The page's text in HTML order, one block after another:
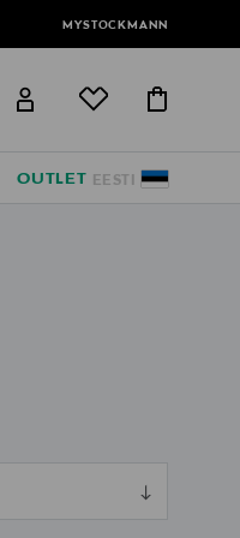
MYSTOCKMANN
EESTI
OUTLET
Price